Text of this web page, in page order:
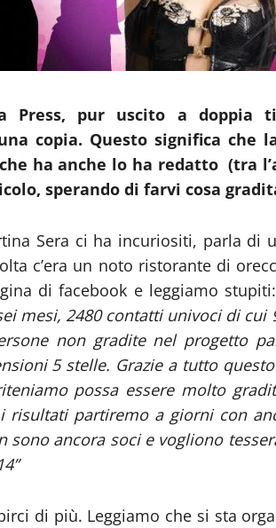
Press, pur uscito a doppia
copia. Questo significa che
ha anche lo ha redatto (tra
sperando di farvi cosa
Sera ci ha incuriositi, parla di
c’era un noto ristorante di
di facebook e leggiamo stupiti:
mesi, 2480 contatti univoci di cui
non gradite nel progetto
5 stelle. Grazie a tutto
possa essere molto
partiremo a giorni con
ancora soci e vogliono
di più. Leggiamo che si sta